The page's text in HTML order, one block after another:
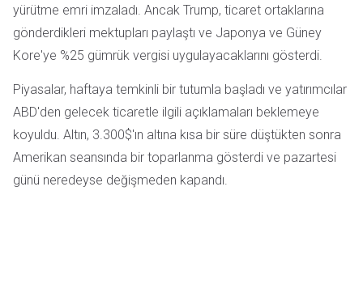
yürütme emri imzaladı. Ancak Trump, ticaret ortaklarına
gönderdikleri mektupları paylaştı ve Japonya ve Güney
Kore'ye %25 gümrük vergisi uygulayacaklarını gösterdi.
Piyasalar, haftaya temkinli bir tutumla başladı ve yatırımcılar
ABD'den gelecek ticaretle ilgili açıklamaları beklemeye
koyuldu. Altın, 3.300$'ın altına kısa bir süre düştükten sonra
Amerikan seansında bir toparlanma gösterdi ve pazartesi
günü neredeyse değişmeden kapandı.